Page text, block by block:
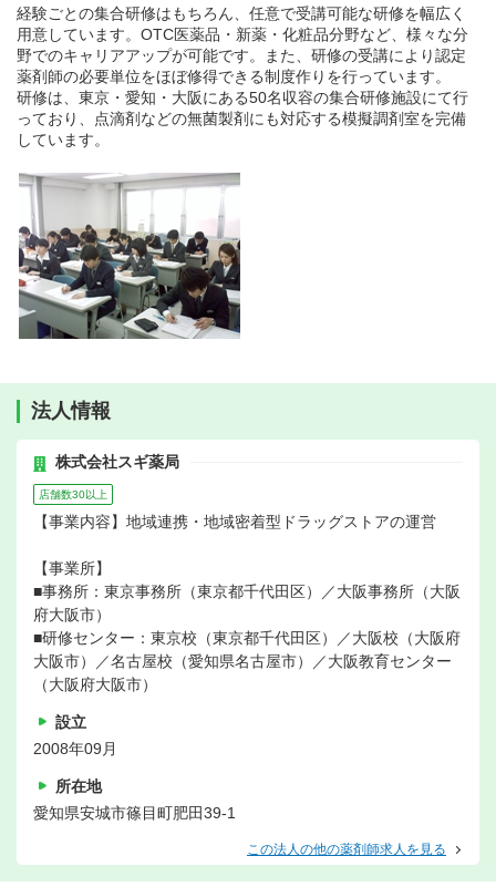
経験ごとの集合研修はもちろん、任意で受講可能な研修を幅広く
用意しています。OTC医薬品・新薬・化粧品分野など、様々な分
野でのキャリアアップが可能です。また、研修の受講により認定
薬剤師の必要単位をほぼ修得できる制度作りを行っています。
研修は、東京・愛知・大阪にある50名収容の集合研修施設にて行
っており、点滴剤などの無菌製剤にも対応する模擬調剤室を完備
しています。
法人情報
株式会社スギ薬局
店舗数30以上
【事業内容】地域連携・地域密着型ドラッグストアの運営
【事業所】
■事務所：東京事務所（東京都千代田区）／大阪事務所（大阪
府大阪市）
■研修センター：東京校（東京都千代田区）／大阪校（大阪府
大阪市）／名古屋校（愛知県名古屋市）／大阪教育センター
（大阪府大阪市）
設立
2008年09月
所在地
愛知県安城市篠目町肥田39-1
この法人の他の薬剤師求人を見る